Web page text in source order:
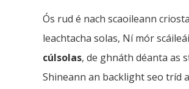
Ós rud é nach scaoileann
leachtacha solas, Ní mór
cúlsolas, de ghnáth déanta as
Shineann an backlight seo tríd